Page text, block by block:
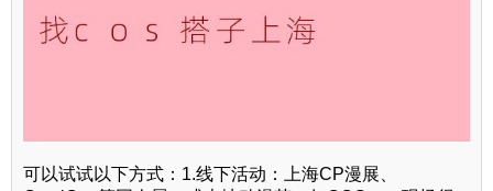
可以试试以下方式：1.线下活动：上海CP漫展、